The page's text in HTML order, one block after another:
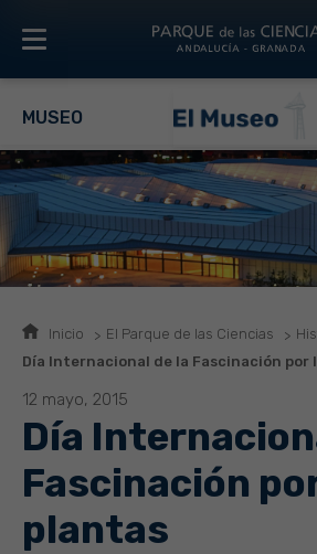
MUSEO
Inicio El Parque de las Ciencias
Día Internacional de la Fascinación por
12 mayo, 2015
Día
Fascinación
plantas